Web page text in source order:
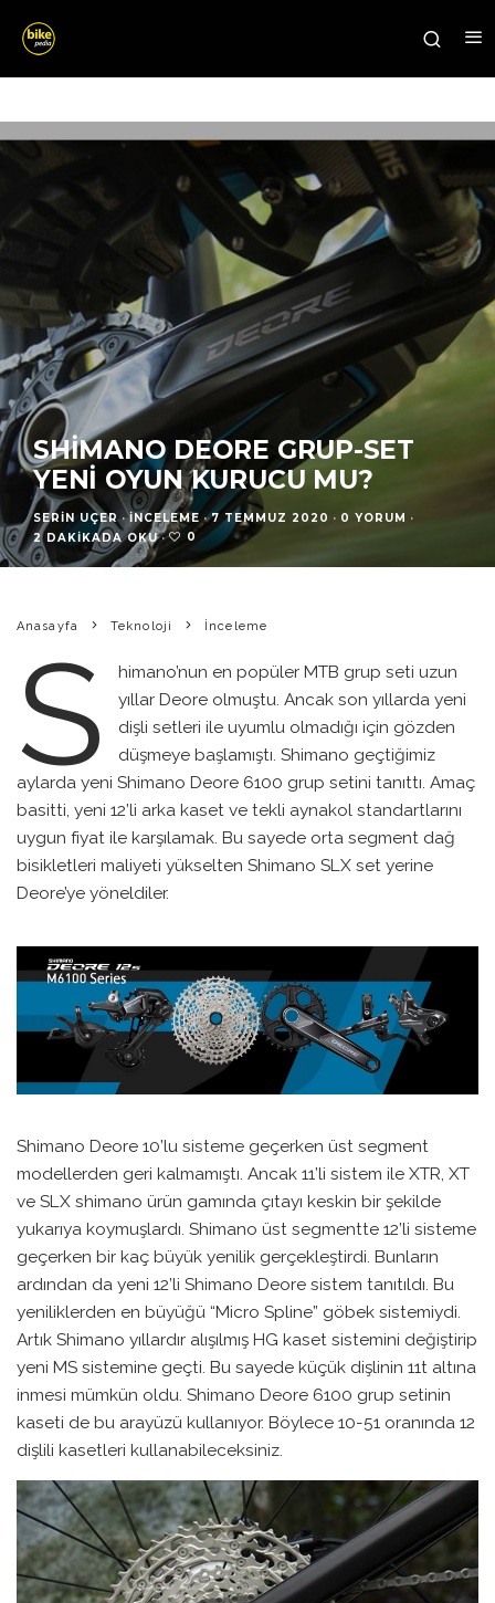
SHIMANO DEORE GRUP-SET
YENI OYUN KURUCU MU?
SERIN UÇER · İNCELEME · 7 TEMMUZ 2020 · 0 YORUM ·
2 DAKIKADA OKU · 0
Anasayfa Teknoloji İnceleme
S
himano’nun en popüler MTB grup seti uzun
yıllar Deore olmuştu. Ancak son yıllarda yeni
dişli setleri ile uyumlu olmadığı için gözden
düşmeye başlamıştı. Shimano geçtiğimiz
aylarda yeni Shimano Deore 6100 grup setini tanıttı. Amaç
basitti, yeni 12’li arka kaset ve tekli aynakol standartlarını
uygun fiyat ile karşılamak. Bu sayede orta segment dağ
bisikletleri maliyeti yükselten Shimano SLX set yerine
Deore’ye yöneldiler.
Shimano Deore 10’lu sisteme geçerken üst segment
modellerden geri kalmamıştı. Ancak 11’li sistem ile XTR, XT
ve SLX shimano ürün gamında çıtayı keskin bir şekilde
yukarıya koymuşlardı. Shimano üst segmentte 12’li sisteme
geçerken bir kaç büyük yenilik gerçekleştirdi. Bunların
ardından da yeni 12’li Shimano Deore sistem tanıtıldı. Bu
yeniliklerden en büyüğü “Micro Spline” göbek sistemiydi.
Artık Shimano yıllardır alışılmış HG kaset sistemini değiştirip
yeni MS sistemine geçti. Bu sayede küçük dişlinin 11t altına
inmesi mümkün oldu. Shimano Deore 6100 grup setinin
kaseti de bu arayüzü kullanıyor. Böylece 10-51 oranında 12
dişlili kasetleri kullanabileceksiniz.